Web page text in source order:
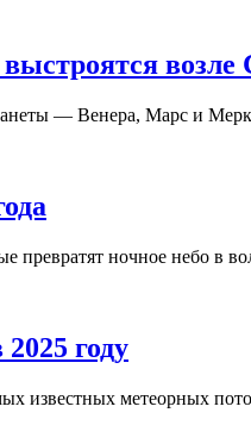
возле
— Венера, Марс и
превратят ночное небо в
году
известных метеорных